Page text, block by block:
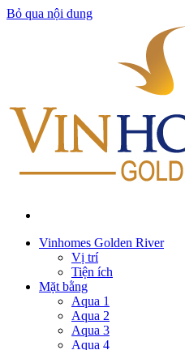
Bỏ qua nội dung
Vinhomes Golden River
Vị trí
Tiện ích
Mặt bằng
Aqua 1
Aqua 2
Aqua 3
Aqua 4